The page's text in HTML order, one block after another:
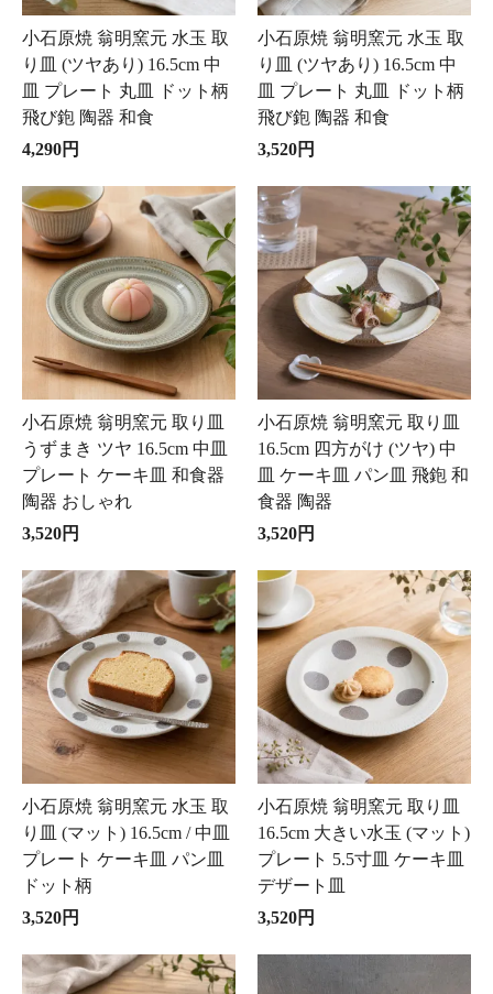
小石原焼 翁明窯元 水玉 取
り皿 (ツヤあり) 16.5cm 中
皿 プレート 丸皿 ドット柄
飛び鉋 陶器 和食
4,290円
小石原焼 翁明窯元 水玉 取
り皿 (ツヤあり) 16.5cm 中
皿 プレート 丸皿 ドット柄
飛び鉋 陶器 和食
3,520円
小石原焼 翁明窯元 取り皿
うずまき ツヤ 16.5cm 中皿
プレート ケーキ皿 和食器
陶器 おしゃれ
3,520円
小石原焼 翁明窯元 取り皿
16.5cm 四方がけ (ツヤ) 中
皿 ケーキ皿 パン皿 飛鉋 和
食器 陶器
3,520円
小石原焼 翁明窯元 水玉 取
り皿 (マット) 16.5cm / 中皿
プレート ケーキ皿 パン皿
ドット柄
3,520円
小石原焼 翁明窯元 取り皿
16.5cm 大きい水玉 (マット)
プレート 5.5寸皿 ケーキ皿
デザート皿
3,520円